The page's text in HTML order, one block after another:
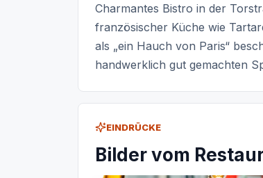
Charmantes Bistro in der
französischer Küche wie
als „ein Hauch von Paris“
handwerklich gut gemachten
EINDRÜCKE
Bilder vom